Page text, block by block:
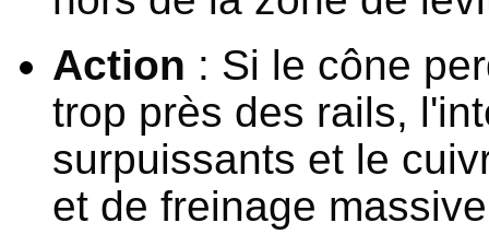
Action : Si le cône
trop près des rails,
surpuissants et le
et de freinage